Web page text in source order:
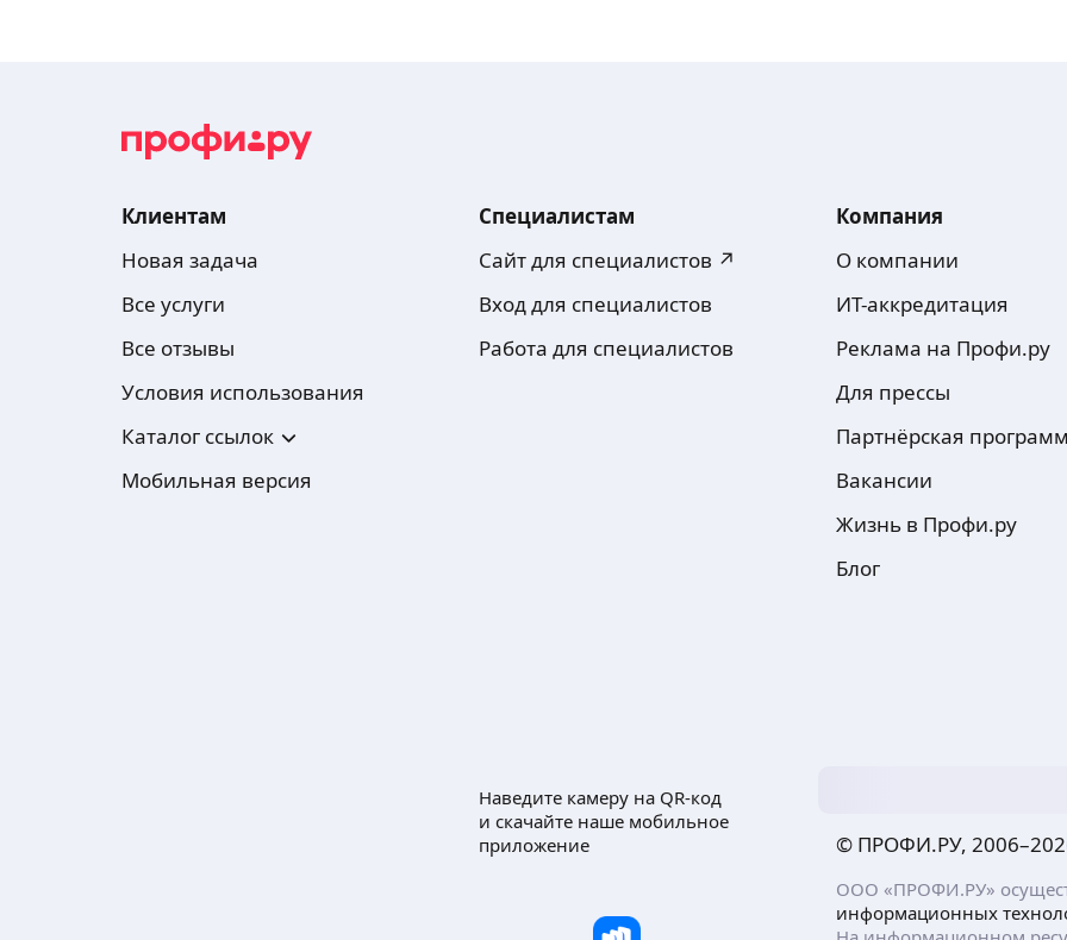
Клиентам
Новая задача
Все услуги
Все отзывы
Условия использования
Каталог ссылок
Мобильная версия
Специалистам
Сайт для специалистов ↗
Вход для специалистов
Работа для специалистов
Компания
О компании
ИТ-аккредитация
Реклама на Профи.ру
Для прессы
Партнёрская
Вакансии
Жизнь в Профи.ру
Блог
Наведите камеру на QR-код
и скачайте наше мобильное
приложение
© ПРОФИ.РУ, 2006–
ООО «ПРОФИ.РУ»
информационных